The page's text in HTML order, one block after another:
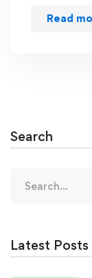
Read
Search
for:
Latest Posts